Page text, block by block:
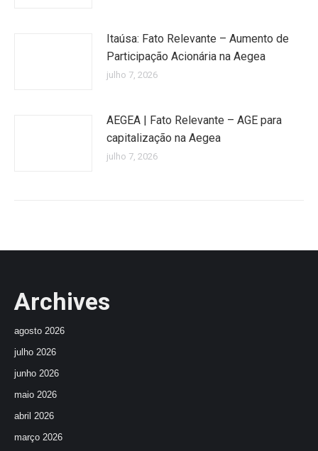
Itaúsa: Fato Relevante – Aumento de
Participação Acionária na Aegea
julho 7, 2026
AEGEA | Fato Relevante – AGE para
capitalização na Aegea
julho 7, 2026
Archives
agosto 2026
julho 2026
junho 2026
maio 2026
abril 2026
março 2026